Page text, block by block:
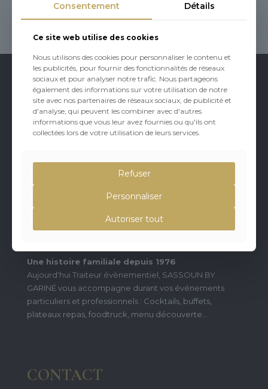
Une histoire familiale depuis 1976
Aujourd'hui Traiteur évènementiel, SASSOUN BY
GARINÉ vous accompagne durant vos événements
particuliers et professionnels : Cocktails, buffets,
plateaux repas, foodtruck, menu découverte...
CONTACT
Consentement Détails
Ce site web utilise des cookies
Nous utilisons des cookies pour personnaliser le contenu et
les publicités, pour fournir des fonctionnalités de réseaux
sociaux et pour analyser notre trafic. Nous partageons
également des informations sur votre utilisation de notre
site avec nos partenaires de réseaux sociaux, de publicité et
d'analyse, qui peuvent les combiner avec d'autres
informations que vous leur avez fournies ou qu'ils ont
collectées lors de votre utilisation de leurs services.
Refuser
Personnaliser
Autoriser tout